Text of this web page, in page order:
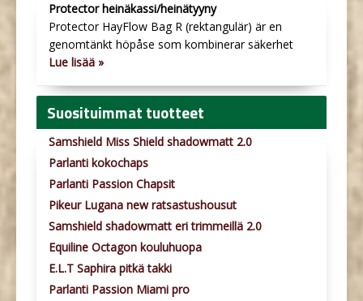
Protector heinäkassi/heinätyyny
Protector HayFlow Bag R (rektangulär) är en
genomtänkt höpåse som kombinerar säkerhet
Lue lisää »
Suosituimmat tuotteet
Samshield Miss Shield shadowmatt 2.0
Parlanti kokochaps
Parlanti Passion Chapsit
Pikeur Lugana new ratsastushousut
Samshield shadowmatt eri trimmeillä 2.0
Equiline Octagon kouluhuopa
E.L.T Saphira pitkä takki
Parlanti Passion Miami pro